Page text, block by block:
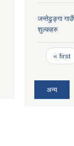
जन्तेढुङ्गा
शुल्कहरु
Pages
« first
अन्य